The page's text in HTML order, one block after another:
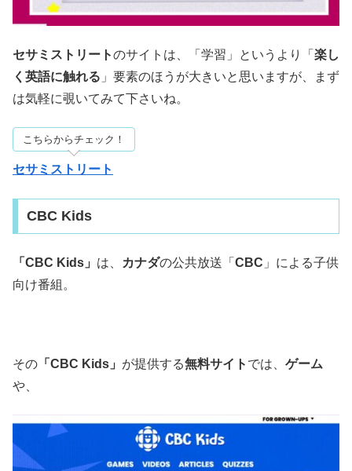
セサミストリートのサイトは、「学習」というより「 楽し
く英語に触れる 」要素のほうが大きいと思いますが、まず
は気軽に覗いてみて下さいね。
こちらからチェック！
セサミストリート
CBC Kids
「CBC Kids」 は、 カナダの公共放送「 CBC 」による子供
向け番組。
その 「CBC Kids」 が提供する無料サイト では、 ゲーム
や、